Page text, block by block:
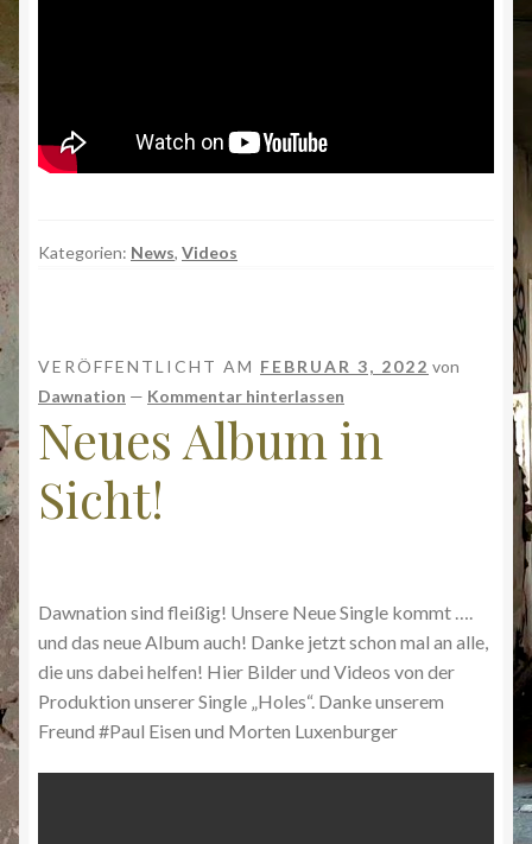
Kategorien: News, Videos
VERÖFFENTLICHT AM FEBRUAR 3, 2022 von
Dawnation — Kommentar hinterlassen
Neues Album in
Sicht!
Dawnation sind fleißig! Unsere Neue Single kommt ….
und das neue Album auch! Danke jetzt schon mal an alle,
die uns dabei helfen! Hier Bilder und Videos von der
Produktion unserer Single „Holes“. Danke unserem
Freund #Paul Eisen und Morten Luxenburger